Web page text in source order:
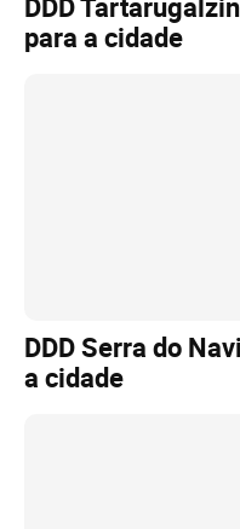
para a cidade
DDD Serra do
a cidade